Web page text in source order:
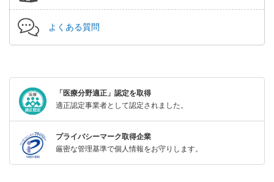
よくある質問
「医療分野適正」認定を取得
適正認定事業者として認定されました。
プライバシーマーク取得企業
厳密な管理基準で個人情報をお守りします。